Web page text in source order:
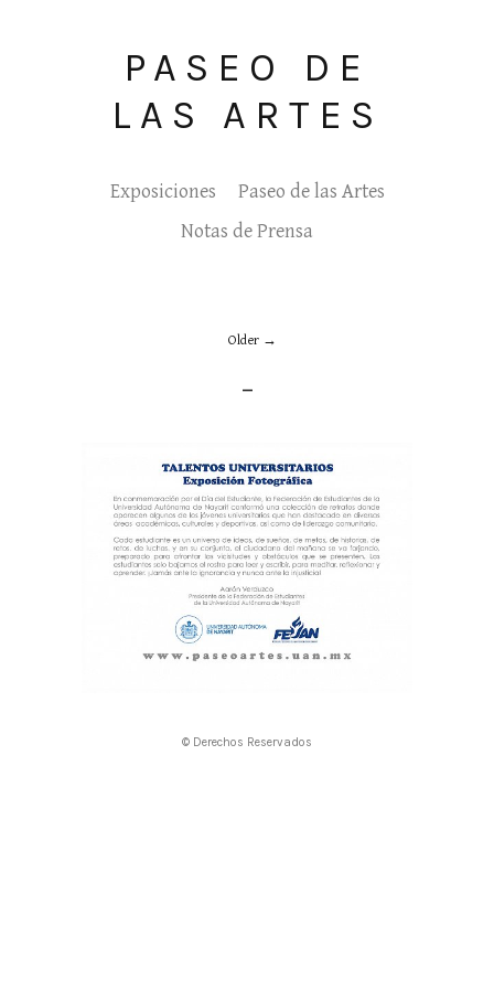
PASEO DE
LAS ARTES
Exposiciones
Paseo de las Artes
Notas de Prensa
Older
_
© Derechos Reservados